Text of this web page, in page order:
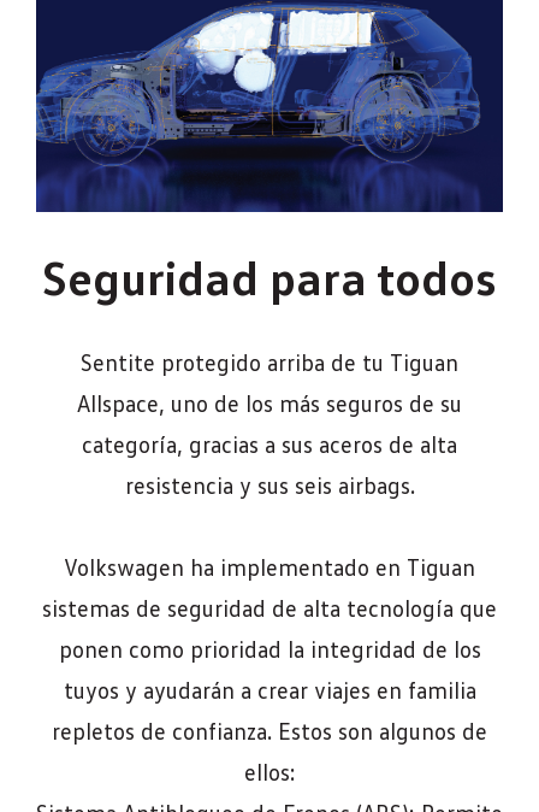
Seguridad para todos​
Sentite protegido arriba de tu Tiguan
Allspace, uno de los más seguros de su
categoría, gracias a sus aceros de alta
resistencia y sus seis airbags.
Volkswagen ha implementado en Tiguan
sistemas de seguridad de alta tecnología que
ponen como prioridad la integridad de los
tuyos y ayudarán a crear viajes en familia
repletos de confianza. Estos son algunos de
ellos: